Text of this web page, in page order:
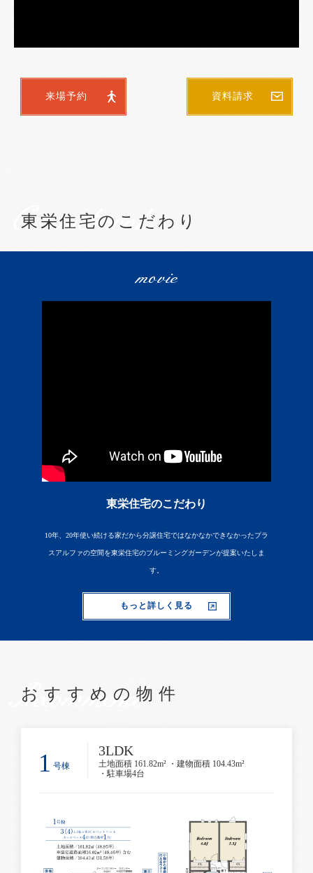
来場予約 資料請求
東栄住宅のこだわり
movie
東栄住宅のこだわり
10年、20年使い続ける家だから分譲住宅ではなかなかできなかったプラ
スアルファの空間を東栄住宅のブルーミングガーデンが提案いたしま
す。
もっと詳しく見る
おすすめの物件
1 号棟
3LDK
土地面積 161.82m² ・建物面積 104.43m²
・駐車場4台